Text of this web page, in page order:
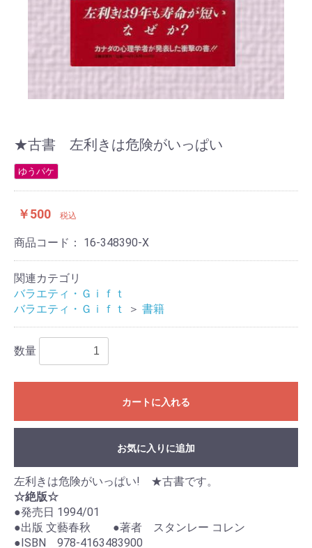
★古書 左利きは危険がいっぱい
ゆうパケ
￥500 税込
商品コード： 16-348390-X
関連カテゴリ
バラエティ・Ｇｉｆｔ
バラエティ・Ｇｉｆｔ
＞ 書籍
数量
カートに入れる
お気に入りに追加
左利きは危険がいっぱい! ★古書です。
☆絶版☆
●発売日 1994/01
●出版 文藝春秋 ●著者 スタンレー コレン
●ISBN 978-4163483900